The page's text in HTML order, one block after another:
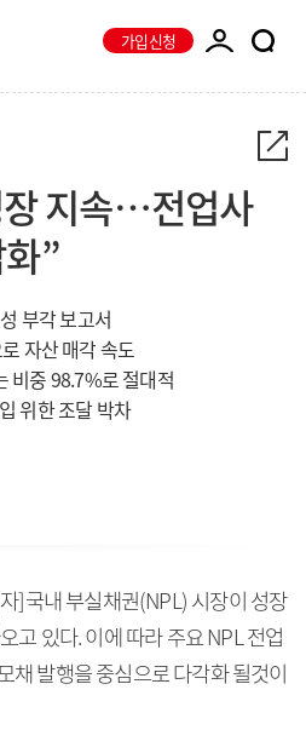
가입신청
지속…전업사
”
부각 보고서
자산 매각 속도
비중 98.7%로 절대적
위한 조달 박차
]국내 부실채권(NPL) 시장이 성장
고 있다. 이에 따라 주요 NPL 전업
채 발행을 중심으로 다각화 될것이